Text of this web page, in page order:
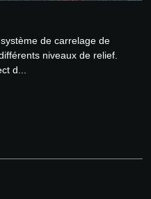
de carrelage de
niveaux de relief.
d...